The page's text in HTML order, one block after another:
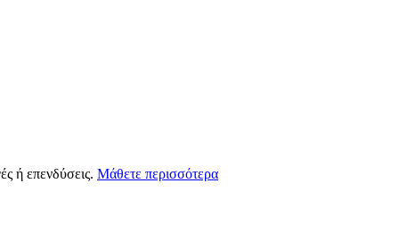
ή επενδύσεις. Μάθετε περισσότερα